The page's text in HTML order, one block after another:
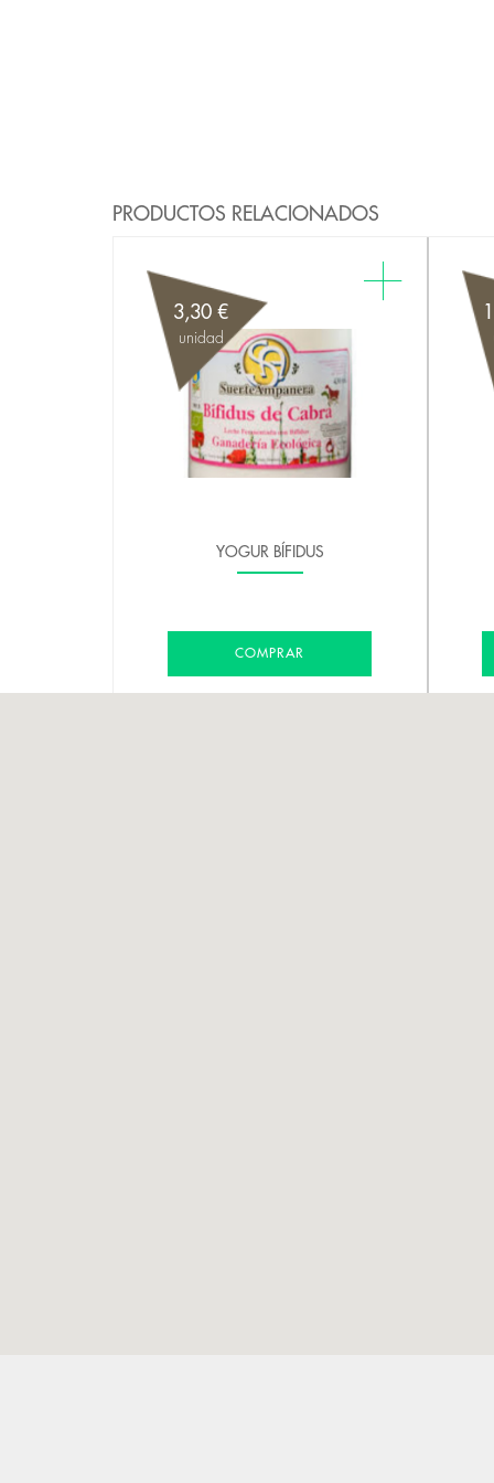
PRODUCTOS RELACIONADOS
YOGUR BÍFIDUS
3,30 €
unidad
COMPRAR